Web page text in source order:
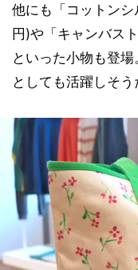
他にも「コットン
円)や「キャンバス
といった小物も登
としても活躍しそう